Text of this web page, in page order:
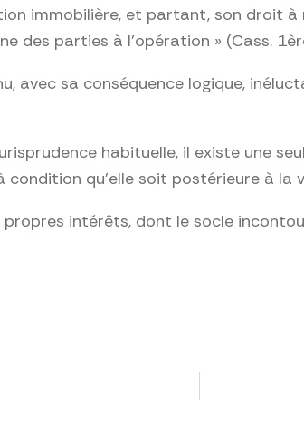
immobilière, et partant, son droit
parties à l’opération » (Cass.
avec sa conséquence logique,
habituelle, il existe une
qu’elle soit postérieure à la
intérêts, dont le socle